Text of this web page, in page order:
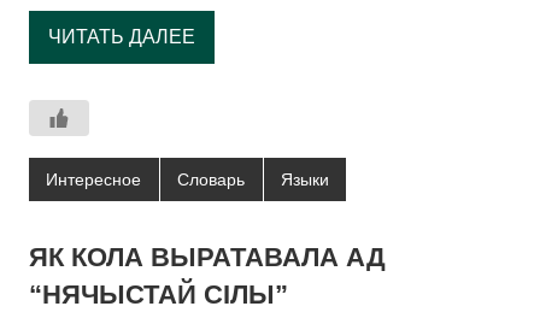
ЧИТАТЬ ДАЛЕЕ
Интересное Словарь Языки
ЯК КОЛА ВЫРАТАВАЛА АД
“НЯЧЫСТАЙ СІЛЫ”